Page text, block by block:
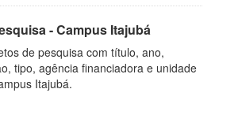
- Campus Itajubá
de pesquisa com título, ano,
tipo, agência financiadora e unidade
Itajubá.